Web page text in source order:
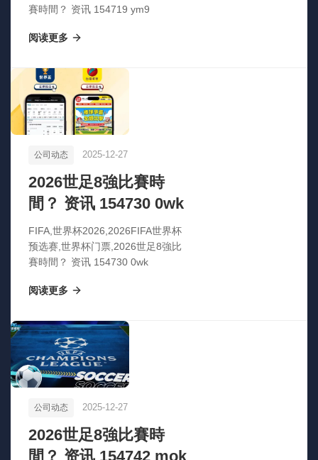
賽時間？ 资讯 154719 ym9
阅读更多
公司动态 2025-12-27
2026世足8強比賽時
間？ 资讯 154730 0wk
FIFA,世界杯2026,2026FIFA世界杯
预选赛,世界杯门票,2026世足8強比
賽時間？ 资讯 154730 0wk
阅读更多
公司动态 2025-12-27
2026世足8強比賽時
間？ 资讯 154742 mok